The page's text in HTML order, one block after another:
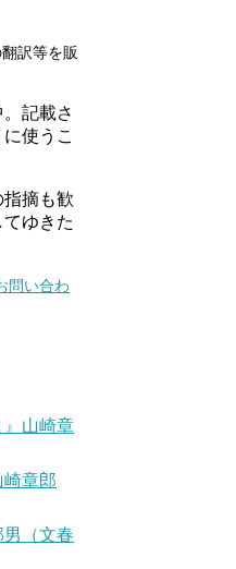
翻訳等を販
記載さ
使うこ
摘も歓
ゆきた
問い合わ
』山崎章
崎章郎
男（文春